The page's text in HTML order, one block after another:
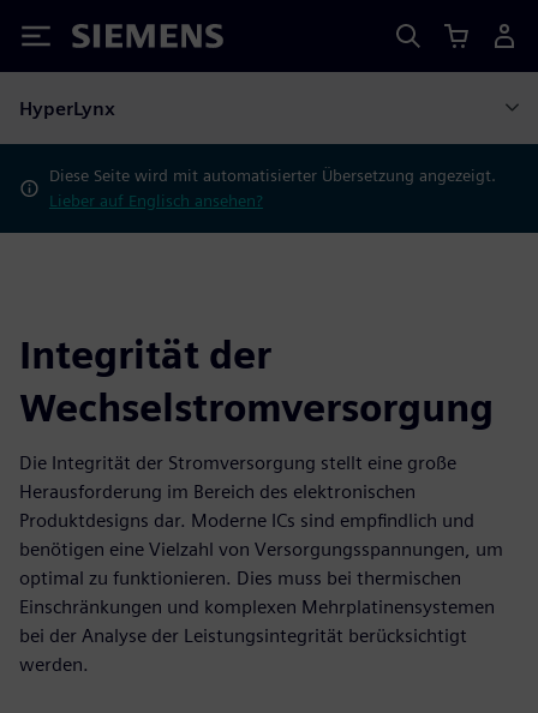
Siemens
HyperLynx
Diese Seite wird mit automatisierter Übersetzung angezeigt.
Lieber auf Englisch ansehen?
Integrität der
Wechselstromversorgung
Die Integrität der Stromversorgung stellt eine große
Herausforderung im Bereich des elektronischen
Produktdesigns dar. Moderne ICs sind empfindlich und
benötigen eine Vielzahl von Versorgungsspannungen, um
optimal zu funktionieren. Dies muss bei thermischen
Einschränkungen und komplexen Mehrplatinensystemen
bei der Analyse der Leistungsintegrität berücksichtigt
werden.